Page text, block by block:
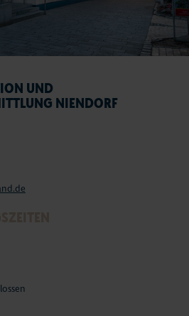
UND
NIENDORF